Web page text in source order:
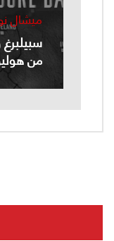
ميشال
من